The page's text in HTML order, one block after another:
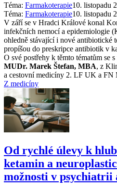
Téma: Farmakoterapie10. listopadu
Téma: Farmakoterapie10. listopadu
V září se v Hradci Králové konal
infekčních nemocí a epidemiologie
ohledně stávající i nové antibiotické
propíšou do preskripce antibiotik v
O své postřehy k těmto tématům se
MUDr. Marek Štefan, MBA, z
a cestovní medicíny 2. LF UK a FN
Z medicíny
Od rychlé úlevy k
ketamin a
možnosti v psychiatrii